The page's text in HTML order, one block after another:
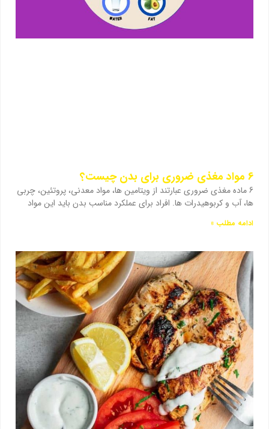
6 مواد مغذی ضروری برای بدن چیست؟
6 ماده مغذی ضروری عبارتند از ویتامین ها، مواد معدنی، پروتئین، چربی
ها، آب و کربوهیدرات ها. افراد برای عملکرد مناسب بدن باید این مواد
ادامه مطلب »